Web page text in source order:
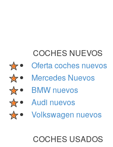
COCHES NUEVOS
Oferta coches nuevos
Mercedes Nuevos
BMW nuevos
Audi nuevos
Volkswagen nuevos
COCHES USADOS